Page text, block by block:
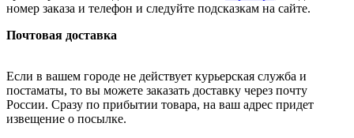
номер заказа и телефон и следуйте подсказкам на сайте.
Почтовая доставка
Если в вашем городе не действует курьерская служба и
постаматы, то вы можете заказать доставку через почту
России. Сразу по прибытии товара, на ваш адрес придет
извещение о посылке.